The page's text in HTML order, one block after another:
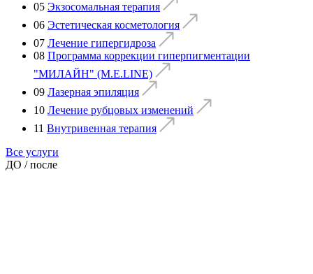
05 Экзосомальная терапия
06 Эстетическая косметология
07 Лечение гипергидроза
08 Программа коррекции гиперпигментации
"МИЛАЙН" (M.E.LINE)
09 Лазерная эпиляция
10 Лечение рубцовых изменений
11 Внутривенная терапия
Все услуги
ДО / после